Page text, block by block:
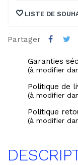
LISTE DE
Partager
Garanties
(à modifier
Politique de
(à modifier
Politique
(à modifier